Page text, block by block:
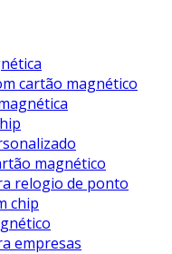
cartão magnético
magnético
relogio de ponto
chip
empresas